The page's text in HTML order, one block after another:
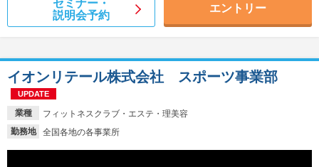
セミナー・
説明会予約
エントリー
業種
フィットネスクラブ・エステ・理美容
勤務地
全国各地の各事業所
イオンリテール株式会社 スポーツ事業部
UPDATE